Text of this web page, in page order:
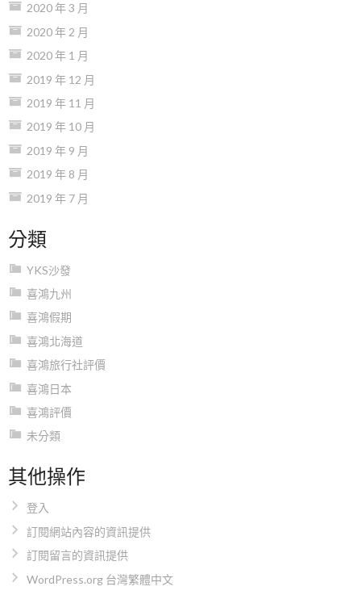
2020 年 3 月
2020 年 2 月
2020 年 1 月
2019 年 12 月
2019 年 11 月
2019 年 10 月
2019 年 9 月
2019 年 8 月
2019 年 7 月
分類
YKS沙發
喜鴻九州
喜鴻假期
喜鴻北海道
喜鴻旅行社評價
喜鴻日本
喜鴻評價
未分類
其他操作
登入
訂閱網站內容的資訊提供
訂閱留言的資訊提供
WordPress.org 台灣繁體中文